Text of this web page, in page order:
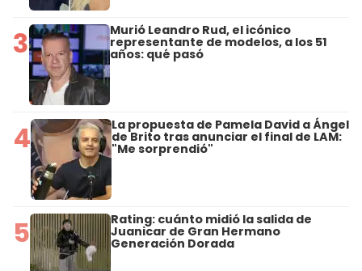
3 Murió Leandro Rud, el icónico
representante de modelos, a los 51
años: qué pasó
4 La propuesta de Pamela David a Ángel
de Brito tras anunciar el final de LAM:
"Me sorprendió"
5 Rating: cuánto midió la salida de
Juanicar de Gran Hermano
Generación Dorada